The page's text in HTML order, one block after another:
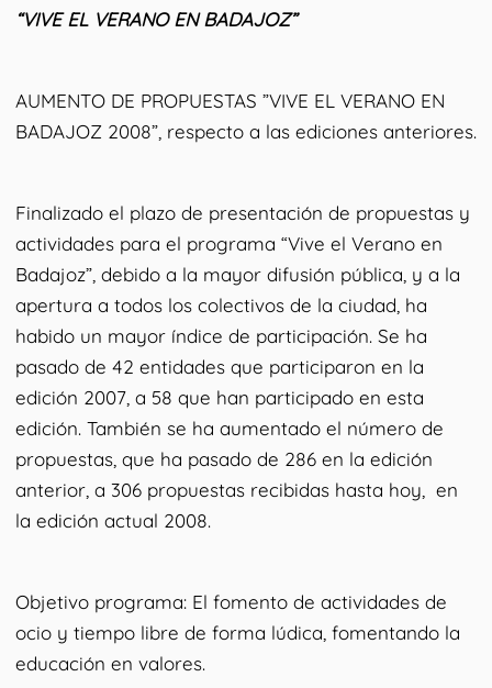
“VIVE EL VERANO EN BADAJOZ”
AUMENTO DE PROPUESTAS ”VIVE EL VERANO EN
BADAJOZ 2008”, respecto a las ediciones anteriores.
Finalizado el plazo de presentación de propuestas y
actividades para el programa “Vive el Verano en
Badajoz”, debido a la mayor difusión pública, y a la
apertura a todos los colectivos de la ciudad, ha
habido un mayor índice de participación. Se ha
pasado de 42 entidades que participaron en la
edición 2007, a 58 que han participado en esta
edición. También se ha aumentado el número de
propuestas, que ha pasado de 286 en la edición
anterior, a 306 propuestas recibidas hasta hoy, en
la edición actual 2008.
Objetivo programa: El fomento de actividades de
ocio y tiempo libre de forma lúdica, fomentando la
educación en valores.